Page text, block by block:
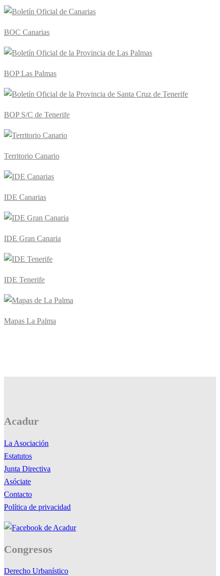
BOC Canarias
BOP Las Palmas
BOP S/C de Tenerife
Territorio Canario
IDE Canarias
IDE Gran Canaria
IDE Tenerife
Mapas La Palma
Acadur
La Asociación
Estatutos
Junta Directiva
Asóciate
Contacto
Política de privacidad
Congresos
Derecho Urbanístico